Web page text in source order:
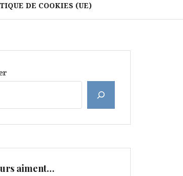
DE COOKIES (UE)
aiment…